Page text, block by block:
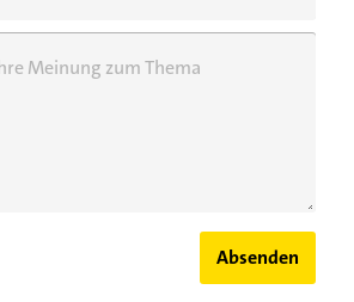
Meinung zum Thema
Absenden